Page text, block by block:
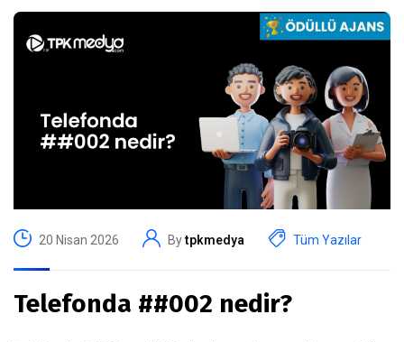
20 Nisan 2026 Bytpkmedya Tüm Yazılar
Telefonda ##002 nedir?